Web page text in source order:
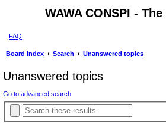
WAWA CONSPI -
FAQ
Board index Search Unanswered topics
Unanswered topics
Go to advanced search
e
A
d
v